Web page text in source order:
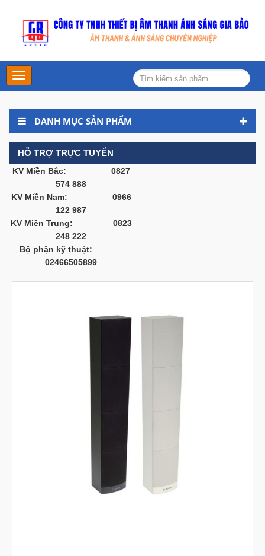
Main
Menu
DANH MỤC SẢN PHẨM
HỖ TRỢ TRỰC TUYẾN
KV Miền Bắc: 0827
574 888
KV Miền Nam: 0966
122 987
KV Miền Trung: 0823
248 222
Bộ phận kỹ thuật:
02466505899